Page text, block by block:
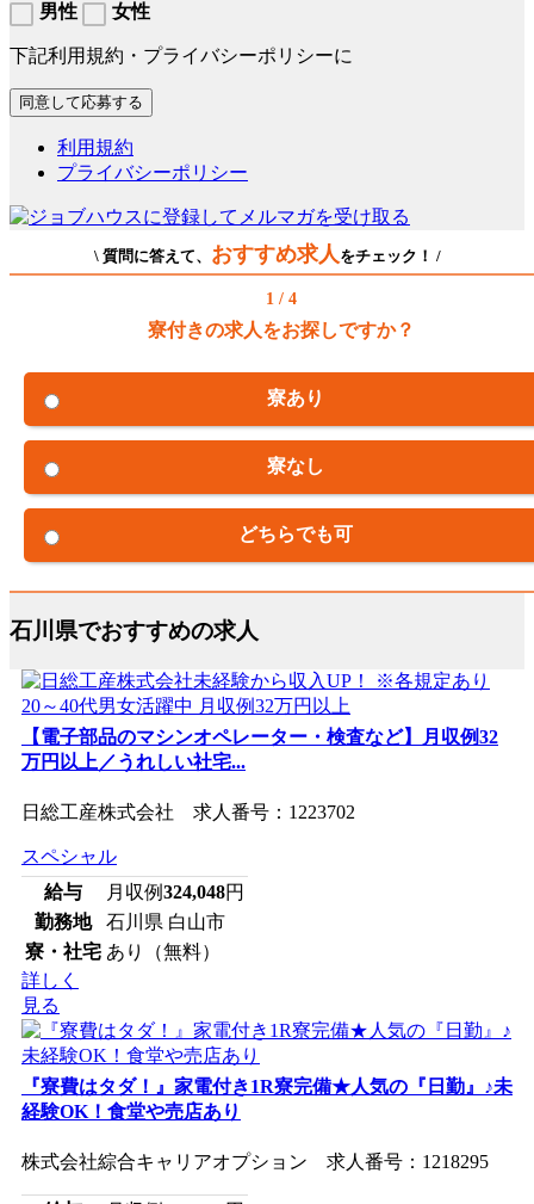
男性
女性
下記利用規約・プライバシーポリシーに
利用規約
プライバシーポリシー
\ 質問に答えて、 おすすめ求人をチェック！ /
1 / 4
寮付きの求人をお探しですか？
寮あり
寮なし
どちらでも可
石川県でおすすめの求人
【電子部品のマシンオペレーター・検査など】月収例32
万円以上／うれしい社宅...
日総工産株式会社 求人番号：1223702
スペシャル
給与
月収例324,048円
勤務地
石川県 白山市
寮・社宅 あり（無料）
詳しく
見る
『寮費はタダ！』家電付き1R寮完備★人気の『日勤』♪未
経験OK！食堂や売店あり
株式会社綜合キャリアオプション 求人番号：1218295